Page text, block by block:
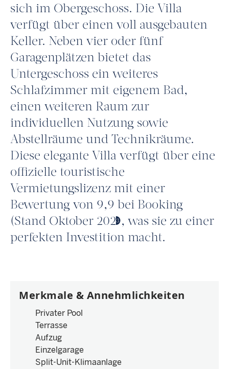
sich im Obergeschoss. Die Villa
verfügt über einen voll ausgebauten
Keller. Neben vier oder fünf
Garagenplätzen bietet das
Untergeschoss ein weiteres
Schlafzimmer mit eigenem Bad,
einen weiteren Raum zur
individuellen Nutzung sowie
Abstellräume und Technikräume.
Diese elegante Villa verfügt über eine
offizielle touristische
Vermietungslizenz mit einer
Bewertung von 9,9 bei Booking
(Stand Oktober 2023), was sie zu einer
perfekten Investition macht.
Merkmale & Annehmlichkeiten
Privater Pool
Terrasse
Aufzug
Einzelgarage
Split-Unit-Klimaanlage